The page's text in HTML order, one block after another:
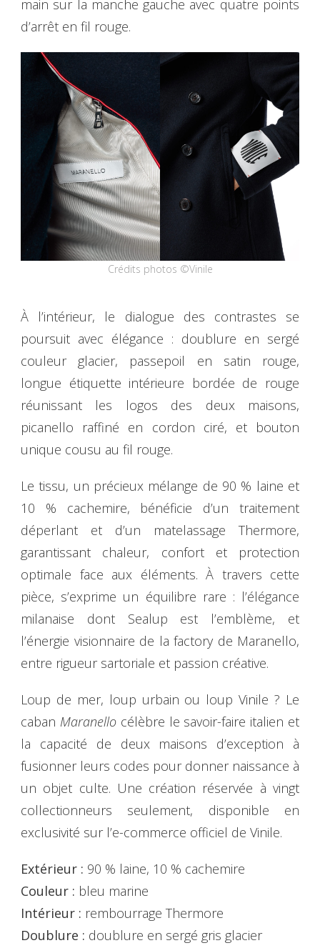
main sur la manche gauche avec quatre points
d’arrêt en fil rouge.
Crédits photos ©Vinile
À l’intérieur, le dialogue des contrastes se
poursuit avec élégance : doublure en sergé
couleur glacier, passepoil en satin rouge,
longue étiquette intérieure bordée de rouge
réunissant les logos des deux maisons,
picanello raffiné en cordon ciré, et bouton
unique cousu au fil rouge.
Le tissu, un précieux mélange de 90 % laine et
10 % cachemire, bénéficie d’un traitement
déperlant et d’un matelassage Thermore,
garantissant chaleur, confort et protection
optimale face aux éléments. À travers cette
pièce, s’exprime un équilibre rare : l’élégance
milanaise dont Sealup est l’emblème, et
l’énergie visionnaire de la factory de Maranello,
entre rigueur sartoriale et passion créative.
Loup de mer, loup urbain ou loup Vinile ? Le
caban Maranellocélèbre le savoir-faire italien et
la capacité de deux maisons d’exception à
fusionner leurs codes pour donner naissance à
un objet culte. Une création réservée à vingt
collectionneurs seulement, disponible en
exclusivité sur l’e-commerce officiel de Vinile.
Extérieur : 90 % laine, 10 % cachemire
Couleur : bleu marine
Intérieur : rembourrage Thermore
Doublure : doublure en sergé gris glacier